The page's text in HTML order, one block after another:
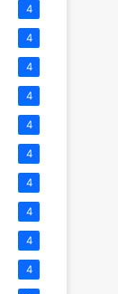
4
4
4
4
4
4
4
4
4
4